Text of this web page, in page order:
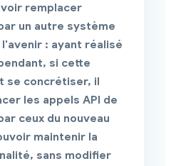
remplacer
un autre système
: ayant réalisé
, si cette
se concrétiser, il
les appels API de
ceux du nouveau
maintenir la
sans modifier